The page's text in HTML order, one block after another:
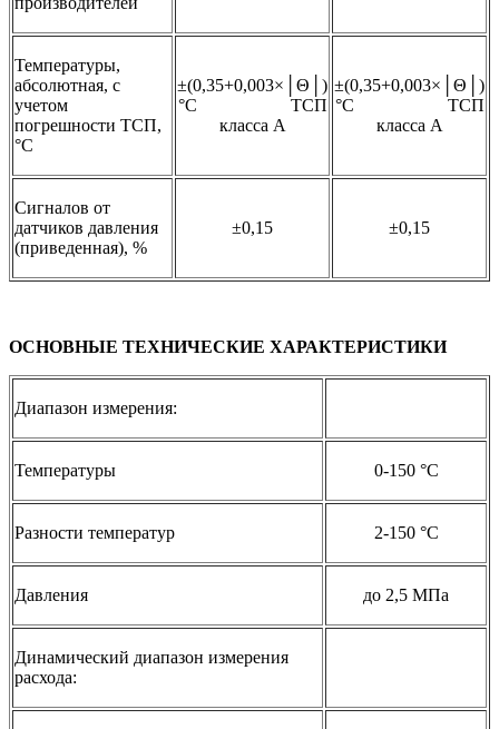
Температуры,
абсолютная, с
учетом
погрешности ТСП,
°С
±(0,35+0,003×│Θ│)
°С ТСП
класса А
±(0,35+0,003×│Θ│)
°С ТСП
класса А
Сигналов от
датчиков давления
(приведенная), %
±0,15 ±0,15
ОСНОВНЫЕ ТЕХНИЧЕСКИЕ ХАРАКТЕРИСТИКИ
Диапазон измерения:
Температуры 0-150 °С
Разности температур 2-150 °С
Давления до 2,5 МПа
Динамический диапазон измерения
расхода: